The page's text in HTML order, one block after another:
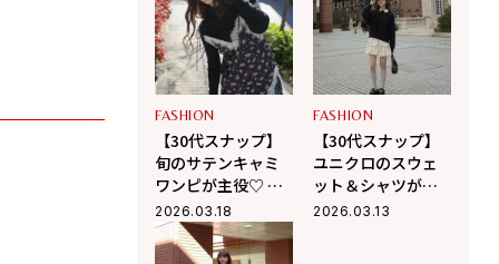
FASHION
【30代スナップ】
旬のサテンキャミ
ワンピが主役♡ デ
ニムパンツで作る
スイートカジュア
ル
2026.03.18
FASHION
【30代スナップ】
ユニクロのスウェ
ット＆シャツが活
躍！ バルーンミニ
2026.03.13